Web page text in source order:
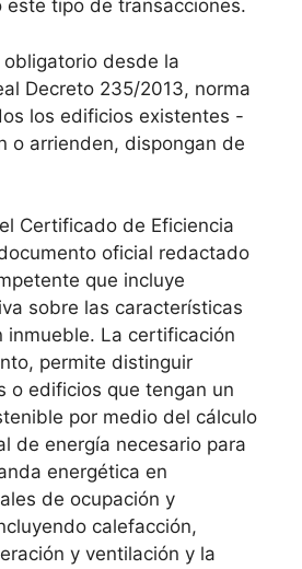
este tipo de transacciones.
desde la
Decreto 235/2013, norma
los edificios existentes -
o arrienden, dispongan de
Certificado de Eficiencia
oficial redactado
que incluye
sobre las características
inmueble. La certificación
permite distinguir
o edificios que tengan un
por medio del cálculo
de energía necesario para
energética en
de ocupación y
calefacción,
y ventilación y la